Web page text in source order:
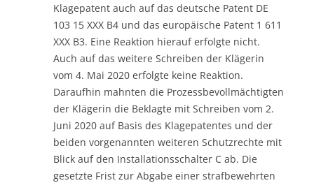
Klagepatent auch auf das deutsche Patent DE
103 15 XXX B4 und das europäische Patent 1 611
XXX B3. Eine Reaktion hierauf erfolgte nicht.
Auch auf das weitere Schreiben der Klägerin
vom 4. Mai 2020 erfolgte keine Reaktion.
Daraufhin mahnten die Prozessbevollmächtigten
der Klägerin die Beklagte mit Schreiben vom 2.
Juni 2020 auf Basis des Klagepatentes und der
beiden vorgenannten weiteren Schutzrechte mit
Blick auf den Installationsschalter C ab. Die
gesetzte Frist zur Abgabe einer strafbewehrten